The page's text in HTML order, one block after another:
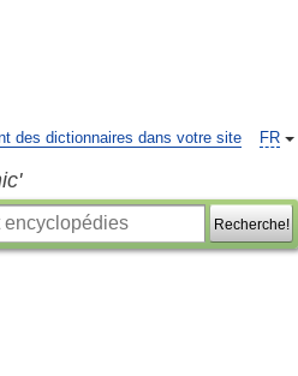
FR
des dictionnaires dans votre site
Recherche!